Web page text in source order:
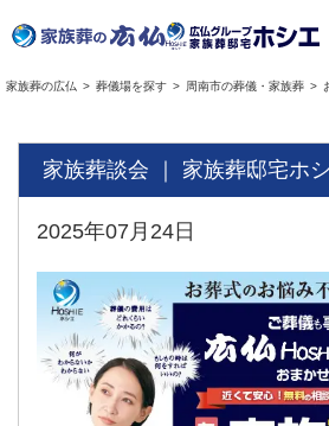
家族葬の広仏 葬儀場を探す 周南市の葬儀・家族葬
家族葬談会 ｜ 家族葬邸宅ホ
2025年07月24日